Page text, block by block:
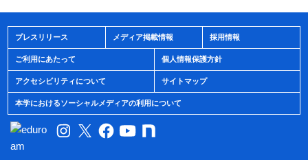
プレスリリース メディア掲載情報 採用情報
ご利用にあたって 個人情報保護方針
アクセシビリティについて サイトマップ
本学におけるソーシャルメディアの利用について